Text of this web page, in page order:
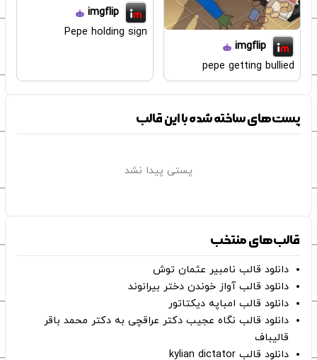
imgflip
pepe getting bullied
imgflip
Pepe holding sign
پست‌های ساخته شده با این قالب
پستی پیدا نشد
قالب‌های منتخب
دانلود قالب نامبیر عثمان ‌توش
دانلود قالب آواز خوندن دختر بیرانوند
دانلود قالب امباپه دیکتاتور
دانلود قالب نگاه عجیب دکتر عراقچی به دکتر محمد باقر
قالیباف
دانلود قالب kylian dictator